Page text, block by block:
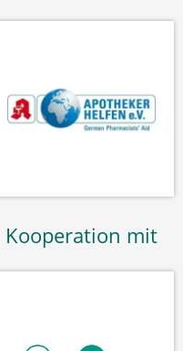
Kooperation mit